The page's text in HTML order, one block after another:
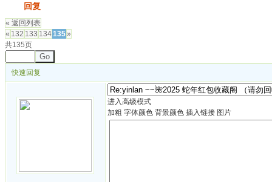
回复
« 返回列表
« 132 133 134135»
共135页
Go
快速回复
进入高级模式
加粗 字体颜色 背景颜色 插入链接 图片